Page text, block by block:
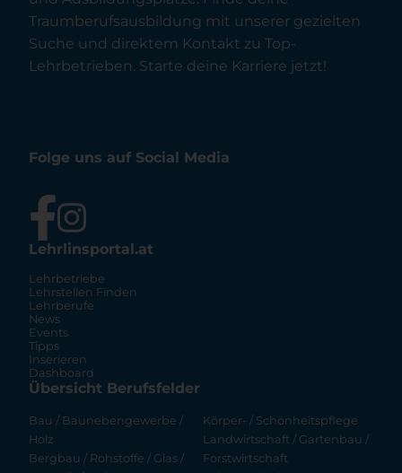
Traumberufsausbildung mit unserer gezielten
Suche und direktem Kontakt zu Top-
Lehrbetrieben. Starte deine Karriere jetzt!
Folge uns auf Social Media
Lehrlinsportal.at
Lehrbetriebe
Lehrstellen Finden
Lehrberufe
News
Events
Tipps
Inserieren
Dashboard
Übersicht Berufsfelder
Bau / Baunebengewerbe /
Holz
Bergbau / Rohstoffe / Glas /
Körper- / Schönheitspflege
Landwirtschaft / Gartenbau /
Forstwirtschaft